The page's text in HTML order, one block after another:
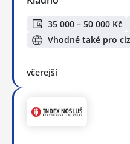
35 000 – 50 000 Kč
Vhodné také pro
včerejší